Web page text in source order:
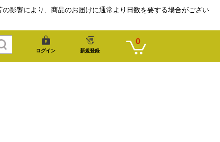
影響により、商品のお届けに通常より日数を要する場合がござい
ログイン 新規登録
0